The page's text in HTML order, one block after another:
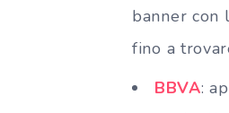
banner con
fino a
BBVA: